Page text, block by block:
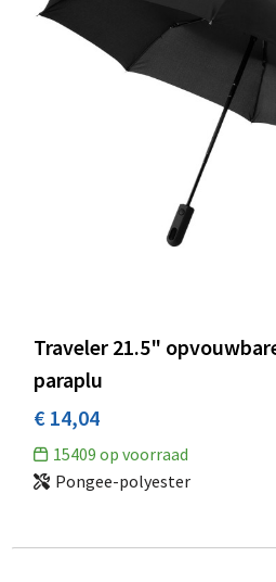
Traveler 21.5"
paraplu
€ 14,04
15409 op voorraad
Pongee-polyester